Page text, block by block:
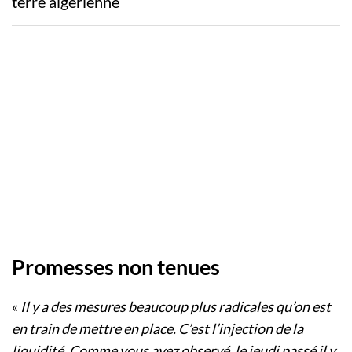
Promesses non tenues
« Il y a des mesures beaucoup plus radicales qu’on est
en train de mettre en place. C’est l’injection de la